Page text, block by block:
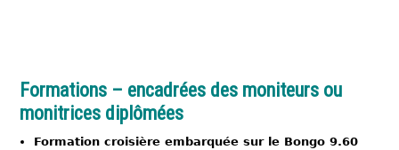
Formations – encadrées des moniteurs ou
monitrices diplômées
Formation croisière embarquée sur le Bongo 9.60